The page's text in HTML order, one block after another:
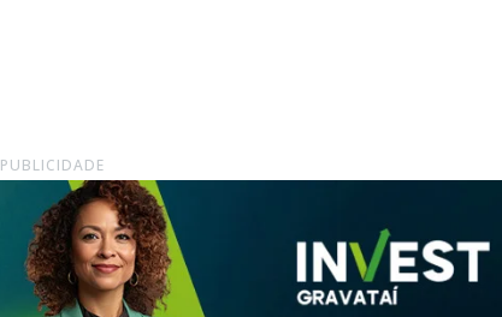
PUBLICIDADE